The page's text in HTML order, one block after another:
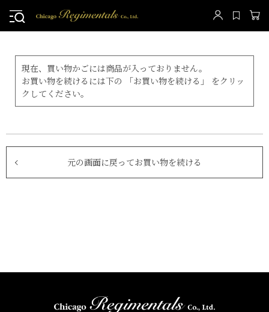
現在、買い物かごには商品が入っておりません。
お買い物を続けるには下の 「お買い物を続ける」 をクリッ
クしてください。
元の画面に戻ってお買い物を続ける